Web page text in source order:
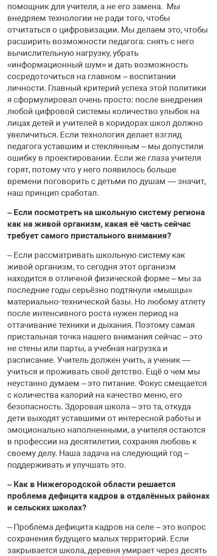
помощник для учителя, а не его замена. Мы
внедряем технологии не ради того, чтобы
отчитаться о цифровизации. Мы делаем это, чтобы
расширить возможности педагога: снять с него
вычислительную нагрузку, убрать
«информационный шум» и дать возможность
сосредоточиться на главном – воспитании
личности. Главный критерий успеха этой политики
я сформулировал очень просто: после внедрения
любой цифровой системы количество улыбок на
лицах детей и учителей в коридорах школ должно
увеличиться. Если технология делает взгляд
педагога уставшим и стеклянным – мы допустили
ошибку в проектировании. Если же глаза учителя
горят, потому что у него появилось больше
времени поговорить с детьми по душам — значит,
наш принцип сработал.
– Если посмотреть на школьную систему региона
как на живой организм, какая её часть сейчас
требует самого пристального внимания?
– Если рассматривать школьную систему как
живой организм, то сегодня этот организм
находится в отличной физической форме – мы за
последние годы серьёзно подтянули «мышцы»
материально-технической базы. Но любому атлету
после интенсивного роста нужен период на
оттачивание техники и дыхания. Поэтому самая
пристальная точка нашего внимания сейчас – это
не стены или парты, а учебная нагрузка и
расписание. Учитель должен учить, а ученик —
учиться и проживать своё детство. Ещё о чем мы
неустанно думаем – это питание. Фокус смещается
с количества калорий на качество меню, его
безопасность. Здоровая школа – это та, откуда
дети выходят уставшими от интересной работы и
эмоционально наполненными, а учителя остаются
в профессии на десятилетия, сохраняя любовь к
своему делу. Наша задача на следующий год –
поддерживать и улучшать это.
– Как в Нижегородской области решается
проблема дефицита кадров в отдалённых районах
и сельских школах?
– Проблема дефицита кадров на селе – это вопрос
сохранения будущего малых территорий. Если
закрывается школа, деревня умирает через десять